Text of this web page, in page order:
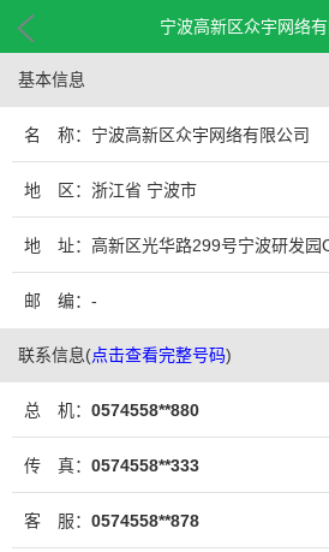
宁波高新区众宇网络
基本信息
名 称：宁波高新区众宇网络有限公司
地 区：浙江省 宁波市
地 址：高新区光华路299号宁波研发园
邮 编：-
联系信息(点击查看完整号码)
总 机： 0574558**880
传 真： 0574558**333
客 服： 0574558**878